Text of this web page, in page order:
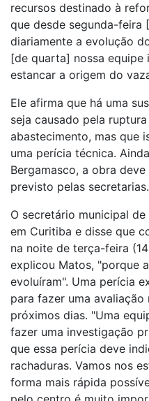
recursos destinado à
que desde segunda-feira
diariamente a evolução
[de quarta] nossa
estancar a origem do
Ele afirma que há uma
seja causado pela
abastecimento, mas que
uma perícia técnica.
Bergamasco, a obra
previsto pelas secretarias.
O secretário municipal
em Curitiba e disse que
na noite de terça-feira
explicou Matos, "porque
evoluíram". Uma perícia
para fazer uma
próximos dias. "Uma
fazer uma investigação
que essa perícia deve
rachaduras. Vamos nos
forma mais rápida